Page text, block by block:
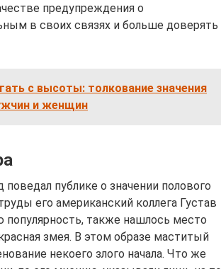
предупреждения о
в своих связях и больше доверять
с высоты: толкование значения
и женщин
публике о значении полового
его американский коллега Густав
также нашлось место
змея. В этом образе маститый
некоего злого начала. Что же